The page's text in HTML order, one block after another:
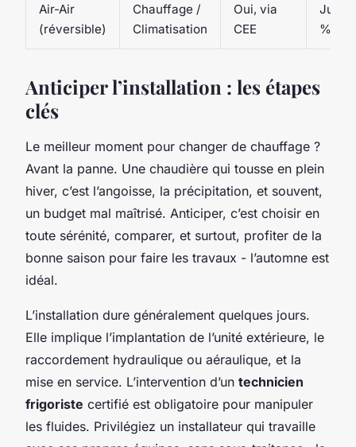
Air-Air
(réversible)
Chauffage /
Climatisation
Oui, via
CEE
%
Anticiper l’installation : les étapes
clés
Le meilleur moment pour changer de chauffage ?
Avant la panne. Une chaudière qui tousse en plein
hiver, c’est l’angoisse, la précipitation, et souvent,
un budget mal maîtrisé. Anticiper, c’est choisir en
toute sérénité, comparer, et surtout, profiter de la
bonne saison pour faire les travaux - l’automne est
idéal.
L’installation dure généralement quelques jours.
Elle implique l’implantation de l’unité extérieure, le
raccordement hydraulique ou aéraulique, et la
mise en service. L’intervention d’un technicien
frigoriste certifié est obligatoire pour manipuler
les fluides. Privilégiez un installateur qui travaille